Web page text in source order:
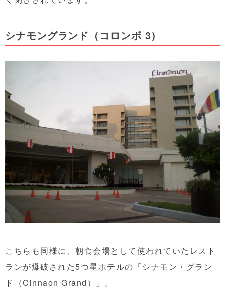
シナモングランド（コロンボ 3）
こちらも同様に、朝食会場として使われていたレスト
ランが爆破された5つ星ホテルの「シナモン・グラン
ド（Cinnaon Grand）」。